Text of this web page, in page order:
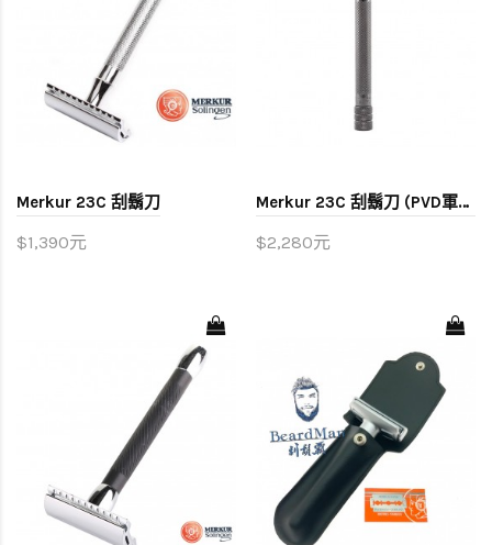
Merkur 23C 刮鬍刀
$1,390元
Merkur 23C 刮鬍刀 (PVD軍鐵黑)
$2,280元